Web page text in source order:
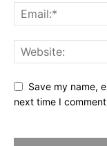
Save my name,
next time I